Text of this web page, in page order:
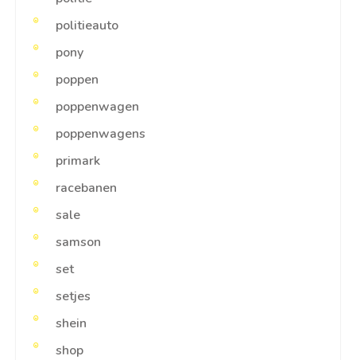
politieauto
pony
poppen
poppenwagen
poppenwagens
primark
racebanen
sale
samson
set
setjes
shein
shop